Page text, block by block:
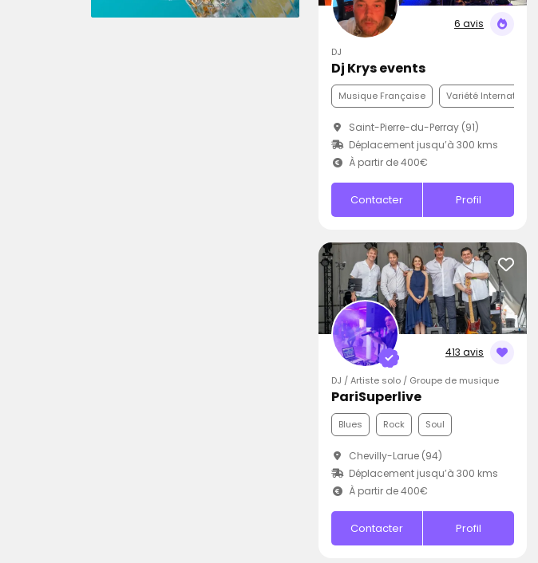
6 avis
DJ
Dj Krys events
Musique Française Variété Internationale
Saint-Pierre-du-Perray (91)
Déplacement jusqu’à 300 kms
À partir de 400€
Contacter Profil
413 avis
DJ / Artiste solo / Groupe de musique
PariSuperlive
Blues Rock Soul
Chevilly-Larue (94)
Déplacement jusqu’à 300 kms
À partir de 400€
Contacter Profil